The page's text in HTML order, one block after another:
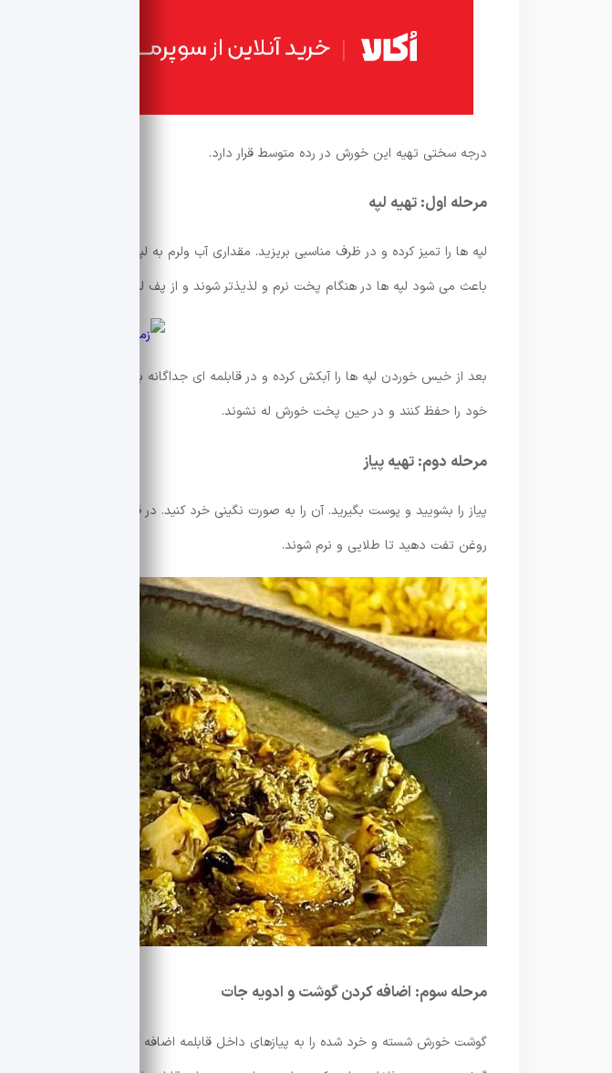
درجه سختی تهیه این خورش در رده متوسط ​​قرار دارد.
مرحله اول: تهیه لپه
باعث می شود لپه ها در هنگام پخت نرم و لذیذتر شوند و از پف لپه تا حد زیادی کاسته شود.
بعد از خیس خوردن لپه ها را آبکش کرده و در قابلمه ای جداگانه با کمی آب بپزید. در این
خود را حفظ کنند و در حین پخت خورش له نشوند.
مرحله دوم: تهیه پیاز
پیاز را بشویید و پوست بگیرید. آن را به صورت نگینی خرد کنید. در قابلمه ای که قصد پختن
روغن تفت دهید تا طلایی و نرم شوند.
مرحله سوم: اضافه کردن گوشت و ادویه جات
گوشت خورش شسته و خرد شده را به پیازهای داخل قابلمه اضافه کنید و تفت دهید تا رنگ